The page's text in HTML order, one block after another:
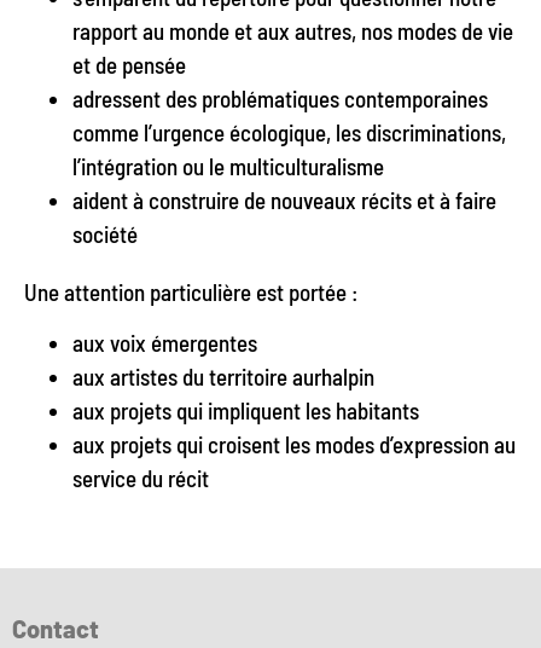
rapport au monde et aux autres, nos modes de vie
et de pensée
adressent des problématiques contemporaines
comme l’urgence écologique, les discriminations,
l’intégration ou le multiculturalisme
aident à construire de nouveaux récits et à faire
société
Une attention particulière est portée :
aux voix émergentes
aux artistes du territoire aurhalpin
aux projets qui impliquent les habitants
aux projets qui croisent les modes d’expression au
service du récit
Contact